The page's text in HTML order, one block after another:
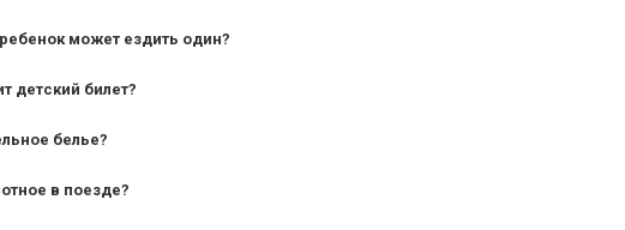
может ездить один?
следования — от 10 лет и старше;
детский билет?
белье?
в поезде?